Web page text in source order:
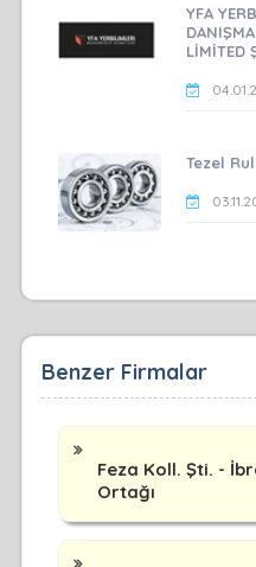
YFA
LİMİTED
Tezel
Benzer Firmalar
Feza Koll. Şti. -
Ortağı